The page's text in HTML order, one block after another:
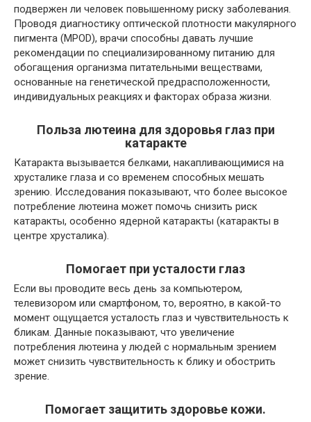
подвержен ли человек повышенному риску заболевания.
Проводя диагностику оптической плотности макулярного
пигмента (MPOD), врачи способны давать лучшие
рекомендации по специализированному питанию для
обогащения организма питательными веществами,
основанные на генетической предрасположенности,
индивидуальных реакциях и факторах образа жизни.
Польза лютеина для здоровья глаз при
катаракте
Катаракта вызывается белками, накапливающимися на
хрусталике глаза и со временем способных мешать
зрению. Исследования показывают, что более высокое
потребление лютеина может помочь снизить риск
катаракты, особенно ядерной катаракты (катаракты в
центре хрусталика).
Помогает при усталости глаз
Если вы проводите весь день за компьютером,
телевизором или смартфоном, то, вероятно, в какой-то
момент ощущается усталость глаз и чувствительность к
бликам. Данные показывают, что увеличение
потребления лютеина у людей с нормальным зрением
может снизить чувствительность к блику и обострить
зрение.
Помогает защитить здоровье кожи.